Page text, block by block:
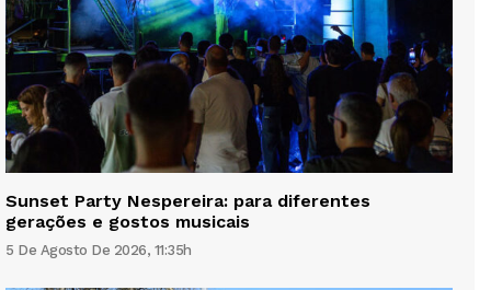
Sunset Party Nespereira: para diferentes
gerações e gostos musicais
5 De Agosto De 2026, 11:35h